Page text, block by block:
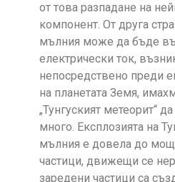
от това разпадане на
компонент. От друга
мълния може да бъде
електрически ток,
непосредствено преди
на планетата Земя,
„Тунгуският метеорит“
много. Експлозията на
мълния е довела до
частици, движещи се
заредени частици са